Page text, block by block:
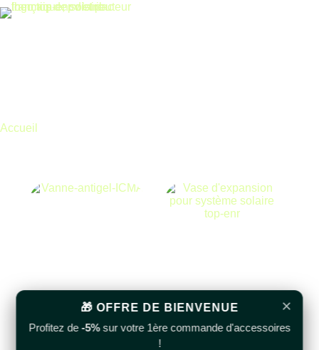
Accueil
Soupape ANTIGEL
Pour pompe à chaleur
Vase d’expansion pour
systèmes solaires –
×
🎁 OFFRE DE BIENVENUE
Profitez de-5%sur votre 1ère commande d'accessoires
!